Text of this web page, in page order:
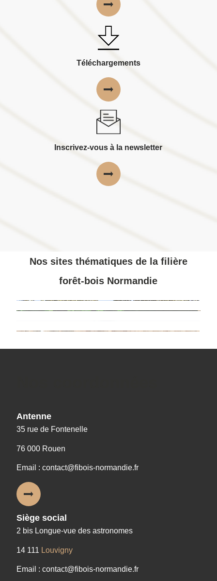
Téléchargements
Inscrivez-vous à la newsletter
Nos sites thématiques de la filière
forêt-bois Normandie
Antenne
35 rue de Fontenelle
76 000 Rouen
Email : contact@fibois-normandie.fr
Siège social
2 bis Longue-vue des astronomes
14 111 Louvigny
Email : contact@fibois-normandie.fr